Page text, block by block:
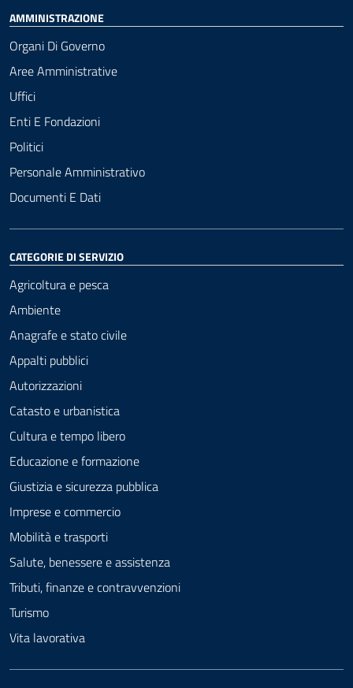
AMMINISTRAZIONE
Organi Di Governo
Aree Amministrative
Uffici
Enti E Fondazioni
Politici
Personale Amministrativo
Documenti E Dati
CATEGORIE DI SERVIZIO
Agricoltura e pesca
Ambiente
Anagrafe e stato civile
Appalti pubblici
Autorizzazioni
Catasto e urbanistica
Cultura e tempo libero
Educazione e formazione
Giustizia e sicurezza pubblica
Imprese e commercio
Mobilità e trasporti
Salute, benessere e assistenza
Tributi, finanze e contravvenzioni
Turismo
Vita lavorativa